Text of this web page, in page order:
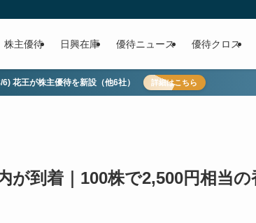
株主優待 日興在庫 優待ニュース 優待クロス
6) 花王が株主優待を新設（他6社） 詳細はこちら
が到着｜100株で2,500円相当の